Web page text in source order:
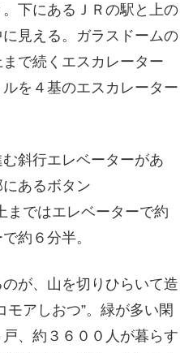
下にあるＪＲの駅と上の
見える。ガラスドームの
で続くエスカレーター
を４基のエスカレーター
斜行エレベーターがあ
あるボタン
まではエレベーターで約
約６分半。
が、山を切りひらいて造
モアしおつ”。緑が多い閑
、約３６００人が暮らす